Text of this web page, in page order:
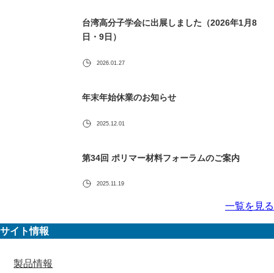
台湾高分子学会に出展しました（2026年1月8
日・9日）
2026.01.27
年末年始休業のお知らせ
2025.12.01
第34回 ポリマー材料フォーラムのご案内
2025.11.19
一覧を見る
サイト情報
製品情報